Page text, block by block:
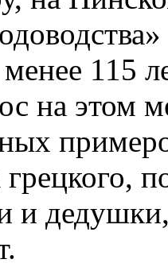
менее 115
на этом
грецкого,
и